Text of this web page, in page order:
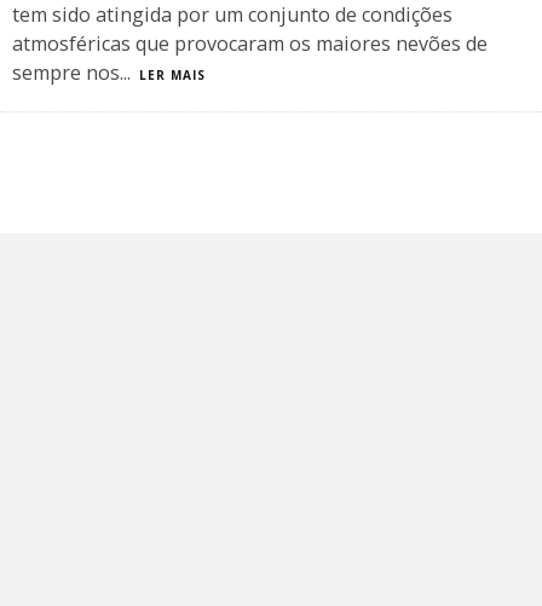
tem sido atingida por um conjunto de condições
atmosféricas que provocaram os maiores nevões de
sempre nos... LER MAIS